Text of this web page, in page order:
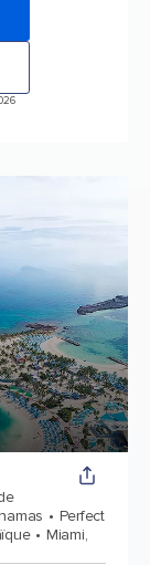
Perfect
Miami,